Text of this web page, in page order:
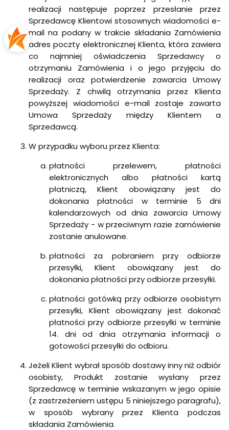
realizacji następuje poprzez przesłanie przez
Sprzedawcę Klientowi stosownych wiadomości e-
mail na podany w trakcie składania Zamówienia
adres poczty elektronicznej Klienta, która zawiera
co najmniej oświadczenia Sprzedawcy o
otrzymaniu Zamówienia i o jego przyjęciu do
realizacji oraz potwierdzenie zawarcia Umowy
Sprzedaży. Z chwilą otrzymania przez Klienta
powyższej wiadomości e-mail zostaje zawarta
Umowa Sprzedaży między Klientem a
Sprzedawcą.
W przypadku wyboru przez Klienta:
płatności przelewem, płatności
elektronicznych albo płatności kartą
płatniczą, Klient obowiązany jest do
dokonania płatności w terminie 5 dni
kalendarzowych od dnia zawarcia Umowy
Sprzedaży - w przeciwnym razie zamówienie
zostanie anulowane.
płatności za pobraniem przy odbiorze
przesyłki, Klient obowiązany jest do
dokonania płatności przy odbiorze przesyłki.
płatności gotówką przy odbiorze osobistym
przesyłki, Klient obowiązany jest dokonać
płatności przy odbiorze przesyłki w terminie
14. dni od dnia otrzymania informacji o
gotowości przesyłki do odbioru.
Jeżeli Klient wybrał sposób dostawy inny niż odbiór
osobisty, Produkt zostanie wysłany przez
Sprzedawcę w terminie wskazanym w jego opisie
(z zastrzeżeniem ustępu 5 niniejszego paragrafu),
w sposób wybrany przez Klienta podczas
składania Zamówienia.